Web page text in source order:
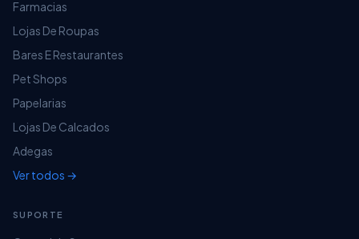
Farmacias
Lojas De Roupas
Bares E Restaurantes
Pet Shops
Papelarias
Lojas De Calcados
Adegas
Ver todos →
SUPORTE